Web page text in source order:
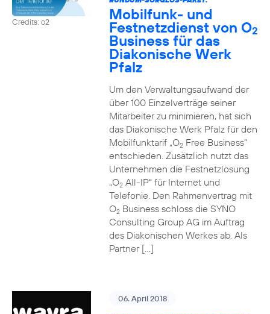
Credits: o2 Mobilfunk- und
Festnetzdienst von O2
Business für das
Diakonische Werk
Pfalz
Um den Verwaltungsaufwand der
über 100 Einzelverträge seiner
Mitarbeiter zu minimieren, hat sich
das Diakonische Werk Pfalz für den
Mobilfunktarif „O2Free Business“
entschieden. Zusätzlich nutzt das
Unternehmen die Festnetzlösung
„O2All-IP“ für Internet und
Telefonie. Den Rahmenvertrag mit
O2Business schloss die SYNO
Consulting Group AG im Auftrag
des Diakonischen Werkes ab. Als
Partner […]
06. April 2018